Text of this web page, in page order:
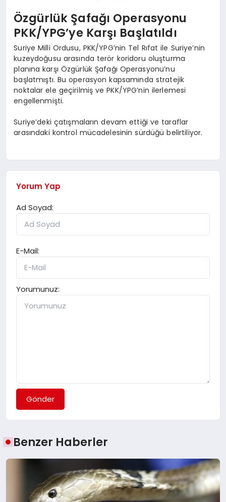
Özgürlük Şafağı Operasyonu
PKK/YPG’ye Karşı Başlatıldı
Suriye Milli Ordusu, PKK/YPG’nin Tel Rıfat ile Suriye’nin
kuzeydoğusu arasında terör koridoru oluşturma
planına karşı Özgürlük Şafağı Operasyonu’nu
başlatmıştı. Bu operasyon kapsamında stratejik
noktalar ele geçirilmiş ve PKK/YPG’nin ilerlemesi
engellenmişti.
Suriye’deki çatışmaların devam ettiği ve taraflar
arasındaki kontrol mücadelesinin sürdüğü belirtiliyor.
Yorum Yap
Ad Soyad:
E-Mail:
Yorumunuz:
Gönder
Benzer Haberler